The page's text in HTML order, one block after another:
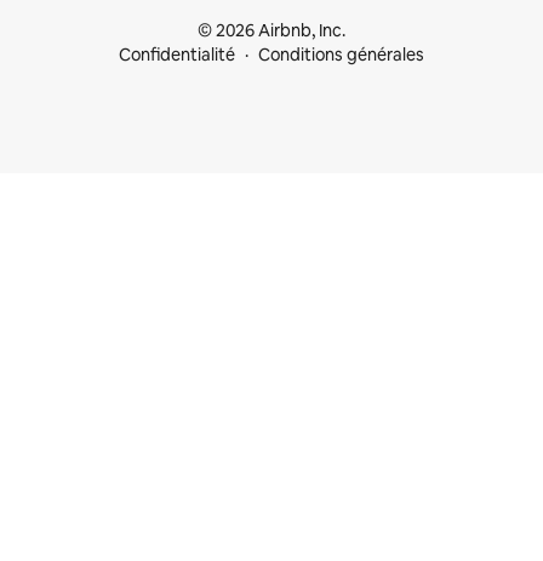
© 2026 Airbnb, Inc.
Confidentialité
Conditions générales